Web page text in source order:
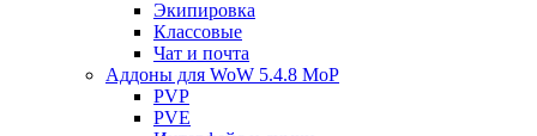
Экипировка
Классовые
Чат и почта
Аддоны для WoW 5.4.8 MoP
PVP
PVE